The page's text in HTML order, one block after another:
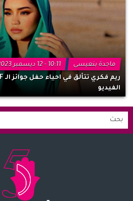
ماجدة بنعيسى
10:11 - 12 ديسمبر 2023
الفيديو